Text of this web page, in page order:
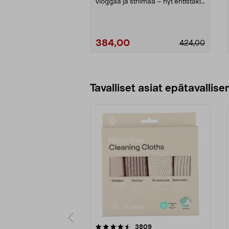
vloggaa ja striimaa – nyt entistäkin
424,00
384,00
Tavalliset asiat
3809arvostelut
4.5viidestä